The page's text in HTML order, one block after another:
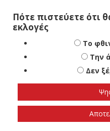
Πότε πιστεύετε ότι
εκλογές
Το
Την
Δεν